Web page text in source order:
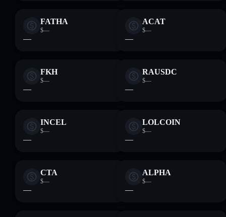
FATHA
$—
—
ACAT
$—
—
FKH
$—
—
RAUSDC
$—
—
INCEL
$—
—
LOLCOIN
$—
—
CTA
$—
—
ALPHA
$—
—